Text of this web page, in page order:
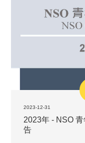
2023-12-31
2023年 - NSO
告